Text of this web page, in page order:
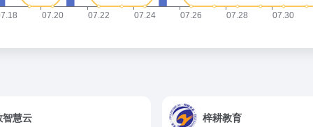
智慧云 梓耕教育